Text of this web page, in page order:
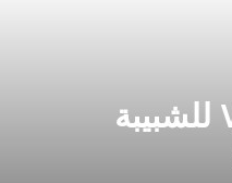
لقاء WAYD 2026 للشبيبة